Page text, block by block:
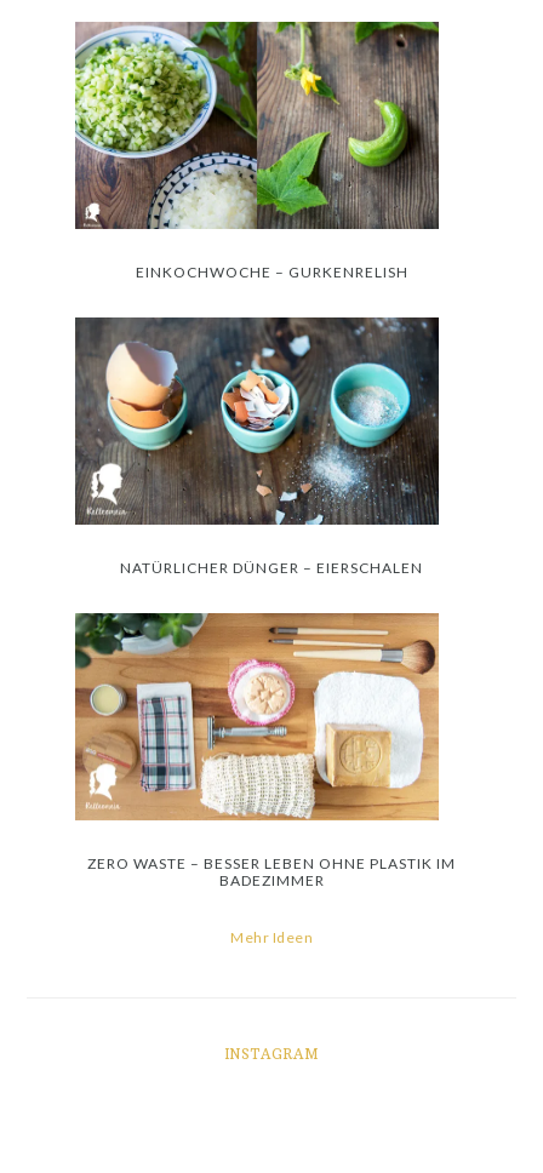
EINKOCHWOCHE – GURKENRELISH
NATÜRLICHER DÜNGER – EIERSCHALEN
ZERO WASTE – BESSER LEBEN OHNE PLASTIK IM
BADEZIMMER
Mehr Ideen
INSTAGRAM